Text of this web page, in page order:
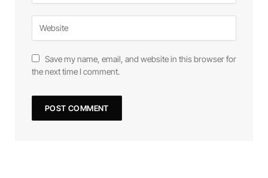
Save my name, email, and website in this browser for
the next time I comment.